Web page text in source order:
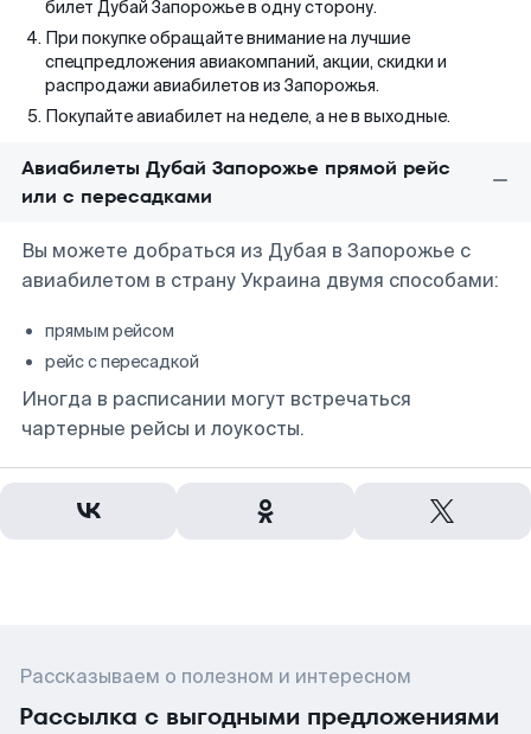
билет Дубай Запорожье в одну сторону.
При покупке обращайте внимание на лучшие
спецпредложения авиакомпаний, акции, скидки и
распродажи авиабилетов из Запорожья.
Покупайте авиабилет на неделе, а не в выходные.
Авиабилеты Дубай Запорожье прямой рейс
или с пересадками
Вы можете добраться из Дубая в Запорожье с
авиабилетом в страну Украина двумя способами:
прямым рейсом
рейс с пересадкой
Иногда в расписании могут встречаться
чартерные рейсы и лоукосты.
Рассказываем о полезном и интересном
Рассылка с выгодными предложениями